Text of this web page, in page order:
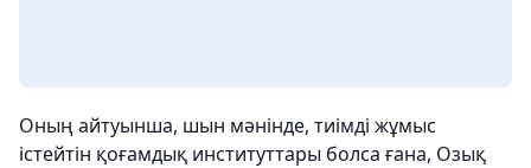
Оның айтуынша, шын мәнінде, тиімді жұмыс
істейтін қоғамдық институттары болса ғана, Озық